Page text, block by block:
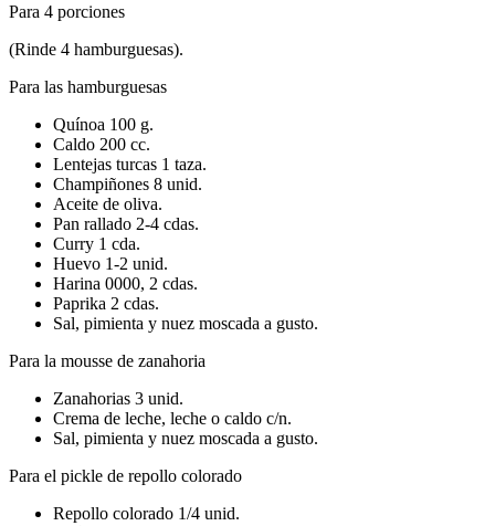
Para 4 porciones
(Rinde 4 hamburguesas).
Para las hamburguesas
Quínoa 100 g.
Caldo 200 cc.
Lentejas turcas 1 taza.
Champiñones 8 unid.
Aceite de oliva.
Pan rallado 2-4 cdas.
Curry 1 cda.
Huevo 1-2 unid.
Harina 0000, 2 cdas.
Paprika 2 cdas.
Sal, pimienta y nuez moscada a gusto.
Para la mousse de zanahoria
Zanahorias 3 unid.
Crema de leche, leche o caldo c/n.
Sal, pimienta y nuez moscada a gusto.
Para el pickle de repollo colorado
Repollo colorado 1/4 unid.